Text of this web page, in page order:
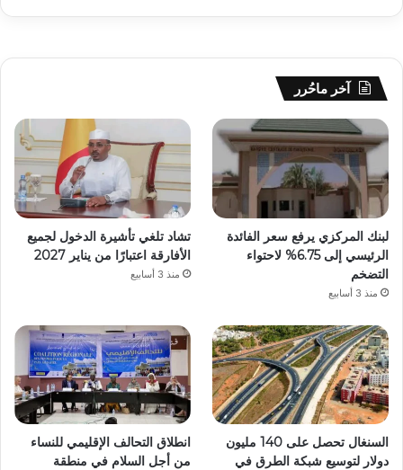
آخر ماحُرر
لبنك المركزي يرفع سعر الفائدة
الرئيسي إلى 6.75% لاحتواء
التضخم
منذ 3 أسابيع
تشاد تلغي تأشيرة الدخول لجميع
الأفارقة اعتبارًا من يناير 2027
منذ 3 أسابيع
السنغال تحصل على 140 مليون
دولار لتوسيع شبكة الطرق في
انطلاق التحالف الإقليمي للنساء
من أجل السلام في منطقة